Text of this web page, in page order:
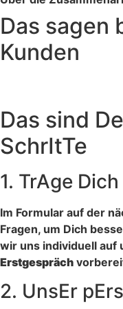
Das sagen
Kunden
Das sind
SchrItTe
1. TrAge Dich
Im Formular auf der
Fragen, um Dich
wir uns individuell auf
Erstgespräch
2. UnsEr